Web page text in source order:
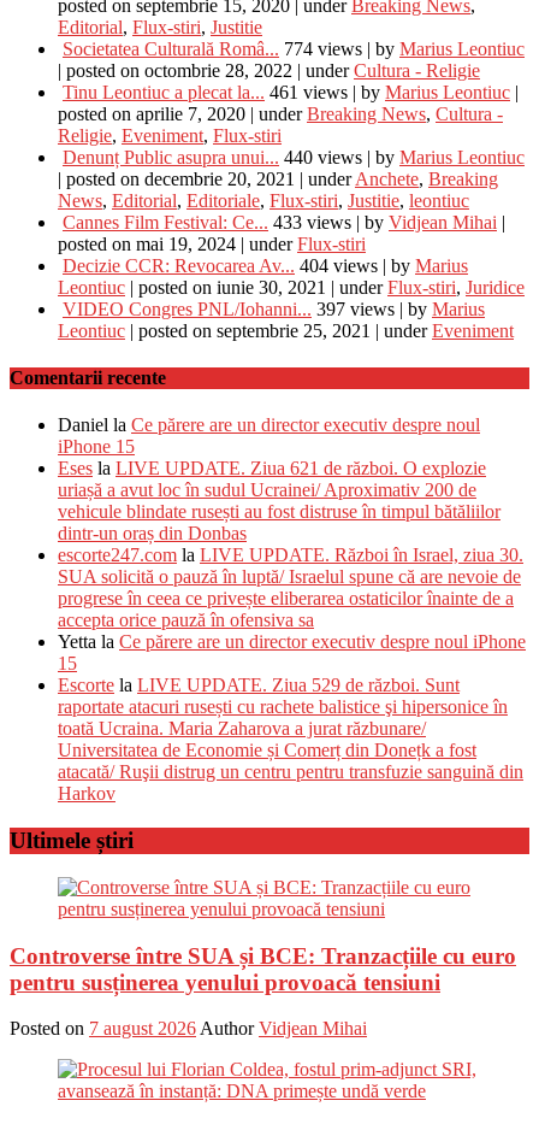
posted on septembrie 15, 2020 under Breaking News,
Editorial, Flux-stiri, Justitie
Societatea Culturală Româ... 774 views | by Marius Leontiuc
| posted on octombrie 28, 2022 | underCultura - Religie
Tinu Leontiuc a plecat la... 461 views | by Marius Leontiuc |
posted on aprilie 7, 2020 | underBreaking News, Cultura -
Religie, Eveniment, Flux-stiri
Denunț Public asupra unui... 440 views | by Marius Leontiuc
| posted on decembrie 20, 2021 | underAnchete, Breaking
News, Editorial, Editoriale, Flux-stiri, Justitie, leontiuc
Cannes Film Festival: Ce... 433 views | by Vidjean Mihai |
posted on mai 19, 2024 | underFlux-stiri
Decizie CCR: Revocarea Av... 404 views | by Marius
Leontiuc | posted on iunie 30, 2021 | underFlux-stiri, Juridice
VIDEO Congres PNL/Iohanni... 397 views | by Marius
Leontiuc | posted on septembrie 25, 2021 | underEveniment
Comentarii recente
Daniel la Ce părere are un director executiv despre noul
iPhone 15
Eses la LIVE UPDATE. Ziua 621 de război. O explozie
uriașă a avut loc în sudul Ucrainei/ Aproximativ 200 de
vehicule blindate rusești au fost distruse în timpul bătăliilor
dintr-un oraș din Donbas
escorte247.com la LIVE UPDATE. Război în Israel, ziua 30.
SUA solicită o pauză în luptă/ Israelul spune că are nevoie de
progrese în ceea ce privește eliberarea ostaticilor înainte de a
accepta orice pauză în ofensiva sa
Yetta la Ce părere are un director executiv despre noul iPhone
15
Escorte la LIVE UPDATE. Ziua 529 de război. Sunt
raportate atacuri rusești cu rachete balistice şi hipersonice în
toată Ucraina. Maria Zaharova a jurat răzbunare/
Universitatea de Economie și Comerț din Donețk a fost
atacată/ Ruşii distrug un centru pentru transfuzie sanguină din
Harkov
Ultimele știri
Controverse între SUA și BCE: Tranzacțiile cu euro
pentru susținerea yenului provoacă tensiuni
Posted on 7 august 2026 Author Vidjean Mihai